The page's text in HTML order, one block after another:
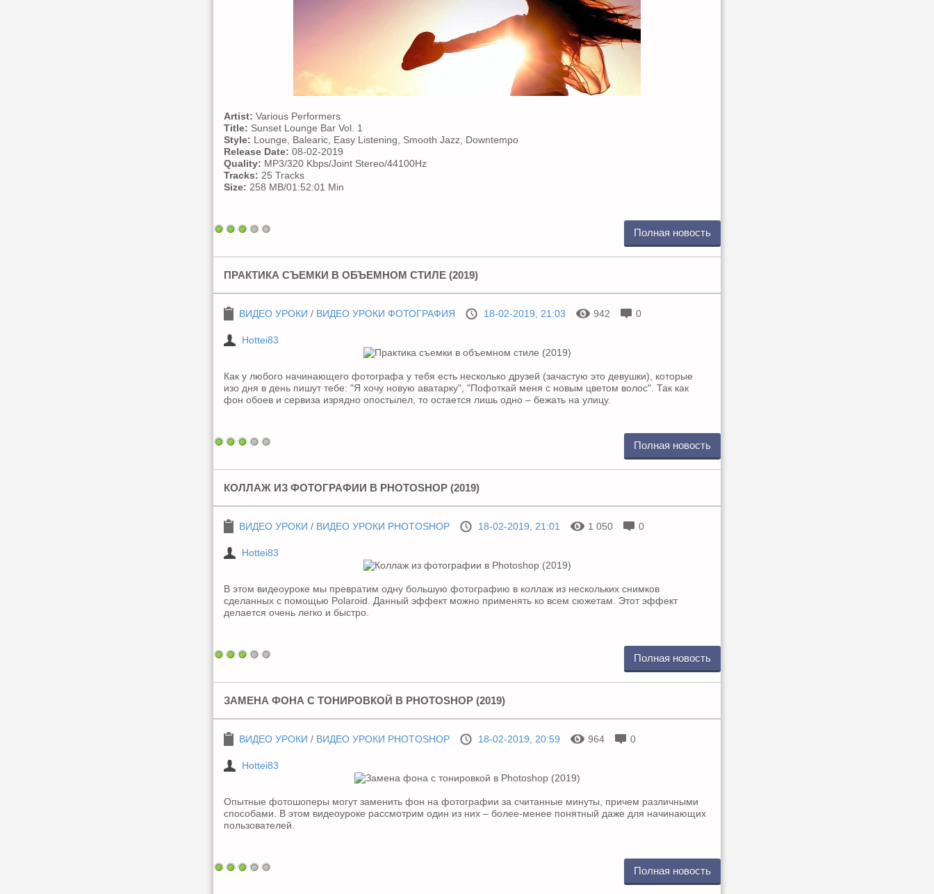
Artist: Various Performers
Title: Sunset Lounge Bar Vol. 1
Style: Lounge, Balearic, Easy Listening, Smooth Jazz, Downtempo
Release Date: 08-02-2019
Quality: MP3/320 Kbps/Joint Stereo/44100Hz
Tracks: 25 Tracks
Size: 258 MB/01:52:01 Min
Полная новость
ПРАКТИКА СЪЕМКИ В ОБЪЕМНОМ СТИЛЕ (2019)
ВИДЕО УРОКИ / ВИДЕО УРОКИ ФОТОГРАФИЯ 18-02-2019, 21:03 942 0
Hottei83
Как у любого начинающего фотографа у тебя есть несколько друзей (зачастую это девушки), которые
изо дня в день пишут тебе: "Я хочу новую аватарку", "Пофоткай меня с новым цветом волос". Так как
фон обоев и сервиза изрядно опостылел, то остается лишь одно – бежать на улицу.
Полная новость
КОЛЛАЖ ИЗ ФОТОГРАФИИ В PHOTOSHOP (2019)
ВИДЕО УРОКИ / ВИДЕО УРОКИ PHOTOSHOP 18-02-2019, 21:01 1 050 0
Hottei83
В этом видеоуроке мы превратим одну большую фотографию в коллаж из нескольких снимков
сделанных с помощью Polaroid. Данный эффект можно применять ко всем сюжетам. Этот эффект
делается очень легко и быстро.
Полная новость
ЗАМЕНА ФОНА С ТОНИРОВКОЙ В PHOTOSHOP (2019)
ВИДЕО УРОКИ / ВИДЕО УРОКИ PHOTOSHOP 18-02-2019, 20:59 964 0
Hottei83
Опытные фотошоперы могут заменить фон на фотографии за считанные минуты, причем различными
способами. В этом видеоуроке рассмотрим один из них – более-менее понятный даже для начинающих
пользователей.
Полная новость